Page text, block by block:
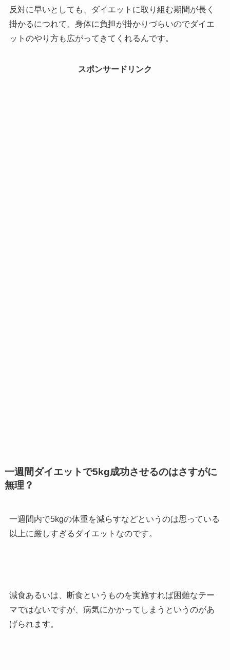
反対に早いとしても、ダイエットに取り組む期間が長く
掛かるにつれて、身体に負担が掛かりづらいのでダイエ
ットのやり方も広がってきてくれるんです。
スポンサードリンク
一週間ダイエットで5kg成功させるのはさすがに
無理？
一週間内で5kgの体重を減らすなどというのは思っている
以上に厳しすぎるダイエットなのです。
減食あるいは、断食というものを実施すれば困難なテー
マではないですが、病気にかかってしまうというのがあ
げられます。